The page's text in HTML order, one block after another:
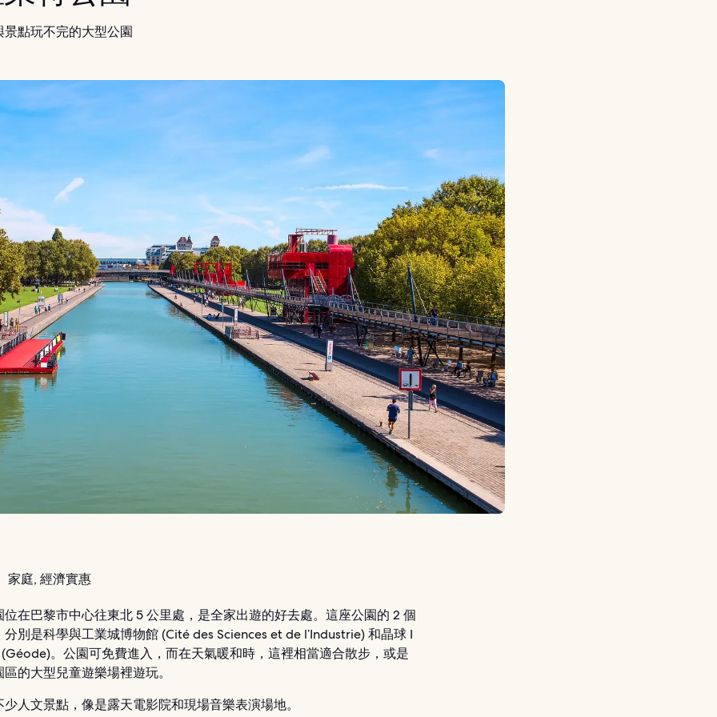
景點玩不完的大型公園
家庭, 經濟實惠
位在巴黎市中心往東北 5 公里處，是全家出遊的好去處。這座公園的 2 個
分別是科學與工業城博物館 (Cité des Sciences et de l’Industrie) 和晶球 I
。公園可免費進入，而在天氣暖和時，這裡相當適合散步，或是
的大型兒童遊樂場裡遊玩。
人文景點，像是露天電影院和現場音樂表演場地。